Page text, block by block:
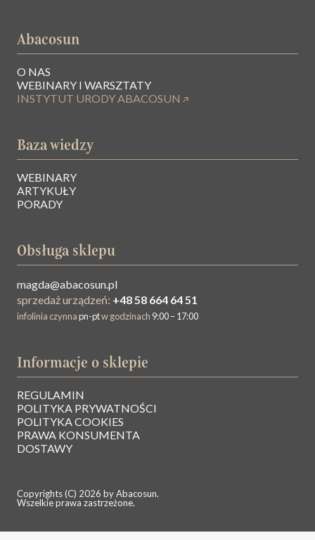
O NAS
BAZA WIEDZY
Baza wiedzy
WEBINARY
ARTYKUŁY
PORADY
Obsługa sklepu
magda@abacosun.pl
sprzedaż urządzeń: +48 58 664 64 51
infolinia czynnapn-ptw godzinach 9:00 – 17:00
Abacosun
O NAS
WEBINARY I WARSZTATY
INSTYTUT URODY ABACOSUN
Informacje o sklepie
REGULAMIN
POLITYKA PRYWATNOŚCI
POLITYKA COOKIES
PRAWA KONSUMENTA
DOSTAWY
Copyrights (C) 2026 by Abacosun.
Wszelkie prawa zastrzeżone.